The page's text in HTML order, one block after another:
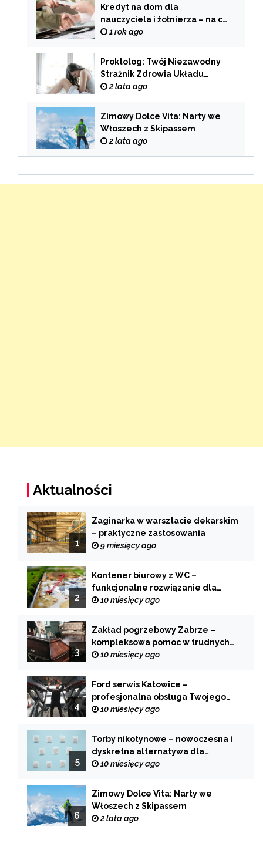
Kredyt na dom dla
nauczyciela i żołnierza – na co
zwrócić uwagę przy wyborze
1 rok ago
Proktolog: Twój Niezawodny
Strażnik Zdrowia Układu
Pokarmowego
2 lata ago
Zimowy Dolce Vita: Narty we
Włoszech z Skipassem
2 lata ago
Aktualności
1
Zaginarka w warsztacie dekarskim
– praktyczne zastosowania
9 miesięcy ago
2
Kontener biurowy z WC –
funkcjonalne rozwiązanie dla
każdej branży
10 miesięcy ago
3
Zakład pogrzebowy Zabrze –
kompleksowa pomoc w trudnych
chwilach
10 miesięcy ago
4
Ford serwis Katowice –
profesjonalna obsługa Twojego
samochodu
10 miesięcy ago
5
Torby nikotynowe – nowoczesna i
dyskretna alternatywa dla
tradycyjnego palenia
10 miesięcy ago
6
Zimowy Dolce Vita: Narty we
Włoszech z Skipassem
2 lata ago